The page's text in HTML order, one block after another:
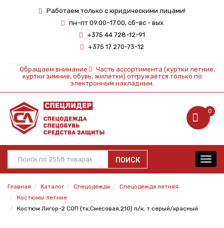
Работаем только с юридическими лицами!
пн–пт 09.00–17.00, сб–вс - вых
+375 44 728-12-91
+375 17 270-73-12
Обращаем внимание
Часть ассортимента (куртки летние,
куртки зимние, обувь, жилетки) отгружается только по
электронным накладным.
0
ПОИСК
Главная Каталог Спецодежда
Спецодежда летняя
Костюмы летние
Костюм Лигор-2 СОП (тк.Смесовая,210) п/к, т.серый/красный